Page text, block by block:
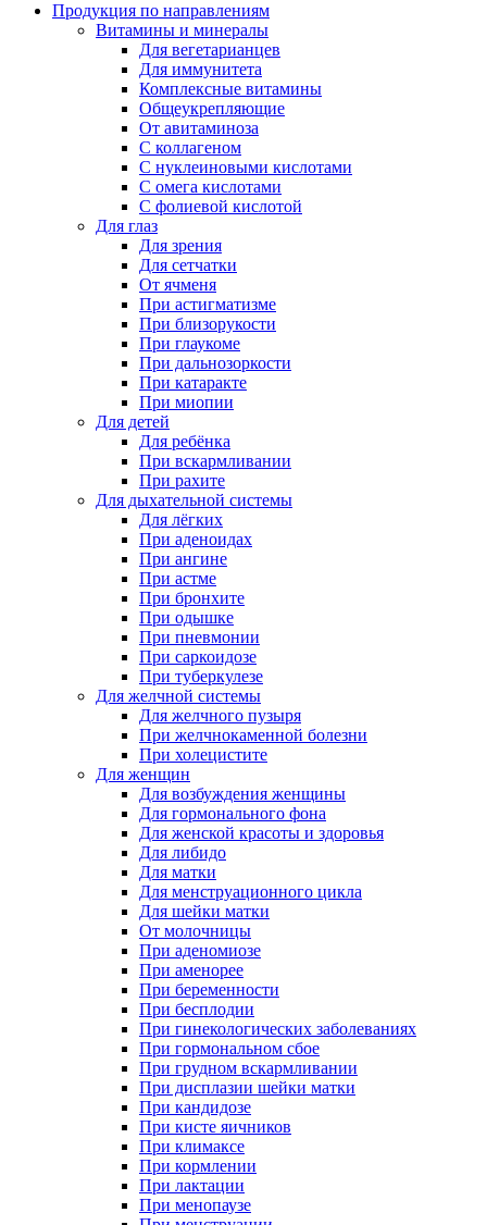
Продукция по направлениям
Витамины и минералы
Для вегетарианцев
Для иммунитета
Комплексные витамины
Общеукрепляющие
От авитаминоза
С коллагеном
С нуклеиновыми кислотами
С омега кислотами
С фолиевой кислотой
Для глаз
Для зрения
Для сетчатки
От ячменя
При астигматизме
При близорукости
При глаукоме
При дальнозоркости
При катаракте
При миопии
Для детей
Для ребёнка
При вскармливании
При рахите
Для дыхательной системы
Для лёгких
При аденоидах
При ангине
При астме
При бронхите
При одышке
При пневмонии
При саркоидозе
При туберкулезе
Для желчной системы
Для желчного пузыря
При желчнокаменной болезни
При холецистите
Для женщин
Для возбуждения женщины
Для гормонального фона
Для женской красоты и здоровья
Для либидо
Для матки
Для менструационного цикла
Для шейки матки
От молочницы
При аденомиозе
При аменорее
При беременности
При бесплодии
При гинекологических заболеваниях
При гормональном сбое
При грудном вскармливании
При дисплазии шейки матки
При кандидозе
При кисте яичников
При климаксе
При кормлении
При лактации
При менопаузе